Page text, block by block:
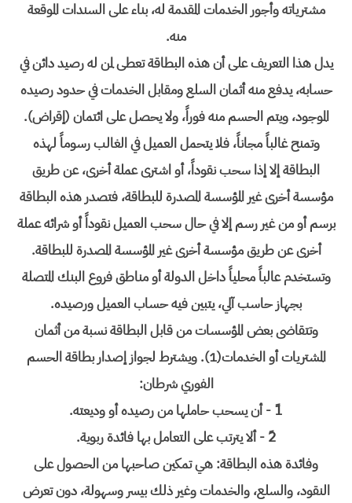
مشترياته وأجور الخدمات المقدمة له، بناء على السندات الموقعة
منه.
يدل هذا التعريف على أن هذه البطاقة تعطى لمن له رصيد دائن في
حسابه، يدفع منه أثمان السلع ومقابل الخدمات في حدود رصيده
الموجود، ويتم الحسم منه فوراً، ولا يحصل على ائتمان (إقراض).
وتمنح غالباً مجاناً، فلا يتحمل العميل في الغالب رسوماً لهذه
البطاقة إلا إذا سحب نقوداً، أو اشترى عملة أخرى، عن طريق
مؤسسة أخرى غير المؤسسة المصدرة للبطاقة، فتصدر هذه البطاقة
برسم أو من غير رسم إلا في حال سحب العميل نقوداً أو شرائه عملة
أخرى عن طريق مؤسسة أخرى غير المؤسسة المصدرة للبطاقة.
وتستخدم عالباً محلياً داخل الدولة أو مناطق فروع البنك المتصلة
بجهاز حاسب آلي، يتبين فيه حساب العميل ورصيده.
وتتقاضى بعض المؤسسات من قابل البطاقة نسبة من أثمان
المشتريات أو الخدمات(1). ويشترط لجواز إصدار بطاقة الحسم
الفوري شرطان:
1ً - أن يسحب حاملها من رصيده أو وديعته.
2ً - ألا يترتب على التعامل بها فائدة ربوية.
وفائدة هذه البطاقة: هي تمكين صاحبها من الحصول على
النقود، والسلع، والخدمات وغير ذلك بيسر وسهولة، دون تعرض